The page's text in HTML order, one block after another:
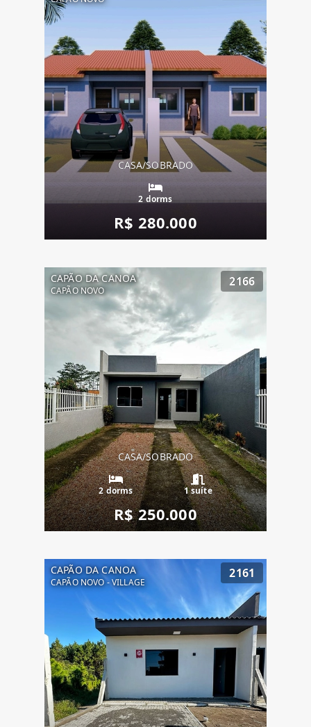
CASA/SOBRADO
2 dorms
R$ 280.000
CAPÃO DA CANOA
CAPÃO NOVO
2166
CASA/SOBRADO
2 dorms 1 suíte
R$ 250.000
CAPÃO DA CANOA
CAPÃO NOVO - VILLAGE
2161